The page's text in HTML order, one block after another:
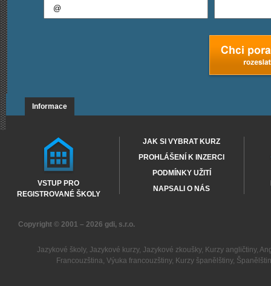
Informace
VSTUP PRO
REGISTROVANÉ ŠKOLY
JAK SI VYBRAT KURZ
PROHLÁŠENÍ K INZERCI
PODMÍNKY UŽITÍ
NAPSALI O NÁS
Copyright © 2001 – 2026 gdi, s.r.o.
Jazykové školy, Jazykové kurzy, Jazykové zkoušky, Kurzy angličtiny,
Francouzština,Výuka francouzštiny, Kurzy španělštiny,